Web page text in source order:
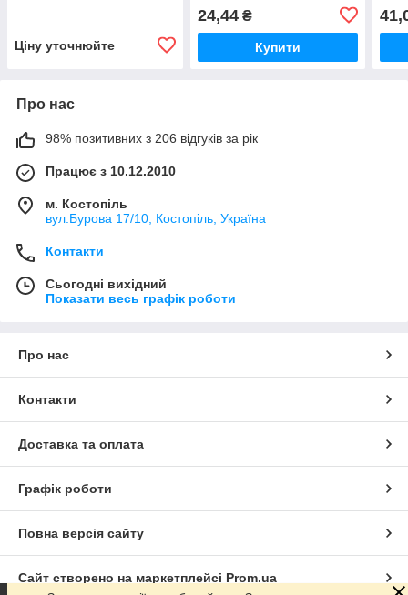
Ціну уточнюйте
24,44₴
Купити
Про нас
98% позитивних з 206 відгуків за рік
Працює з 10.12.2010
м. Костопіль
вул.Бурова 17/10, Костопіль, Україна
Контакти
Сьогодні вихідний
Показати весь графік роботи
Про нас
Контакти
Доставка та оплата
Графік роботи
Повна версія сайту
Сайт створено на маркетплейсі Prom.ua